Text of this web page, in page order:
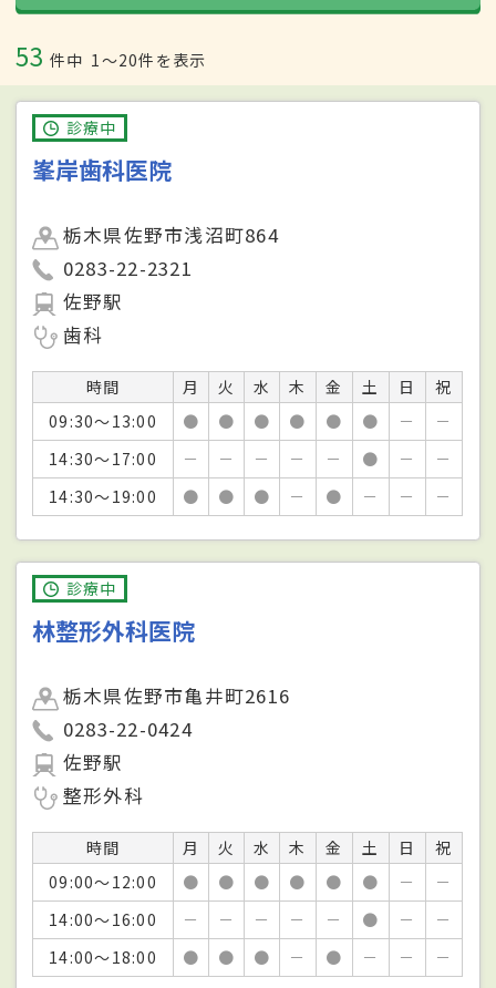
53 件中 1〜20件を表示
診療中
峯岸歯科医院
栃木県佐野市浅沼町864
0283-22-2321
佐野駅
歯科
時間 月 火 水 木 金 土 日
祝
09:30～13:00
● ● ● ● ● ● －
－
14:30～17:00
－ － － － － ● －
－
14:30～19:00
● ● ● － ● － － －
診療中
林整形外科医院
栃木県佐野市亀井町2616
0283-22-0424
佐野駅
整形外科
時間 月 火 水 木 金 土 日
祝
09:00～12:00
● ● ● ● ● ● －
－
14:00～16:00
－ － － － － ● －
－
14:00～18:00
● ● ● － ● － － －